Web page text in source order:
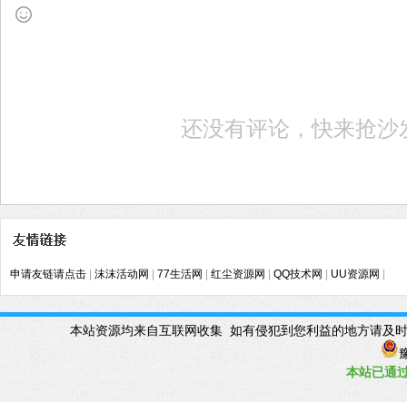
还没有评论，快来抢沙
申请友链请点击 沫沫活动网 77生活网 红尘资源网 QQ技术网 UU资源网
本站资源均来自互联网收集 如有侵犯到您利益的地方请
本站已通